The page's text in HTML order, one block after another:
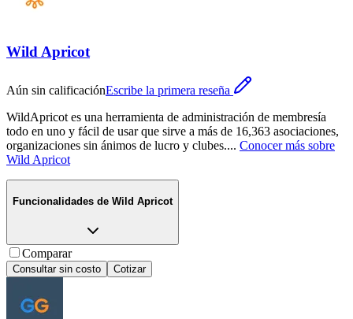
Wild Apricot
Aún sin calificaciónEscribe la primera reseña
WildApricot es una herramienta de administración de membresía
todo en uno y fácil de usar que sirve a más de 16,363 asociaciones,
organizaciones sin ánimos de lucro y clubes.... Conocer más sobre
Wild Apricot
Funcionalidades de Wild Apricot
Comparar
Consultar sin costo Cotizar